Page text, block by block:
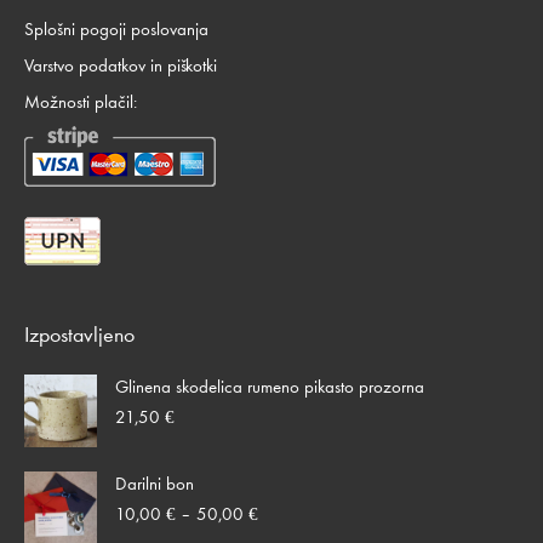
Splošni pogoji poslovanja
Varstvo podatkov in piškotki
Možnosti plačil:
Izpostavljeno
Glinena skodelica rumeno pikasto prozorna
21,50 €
Darilni bon
10,00 € – 50,00 €Cenovni